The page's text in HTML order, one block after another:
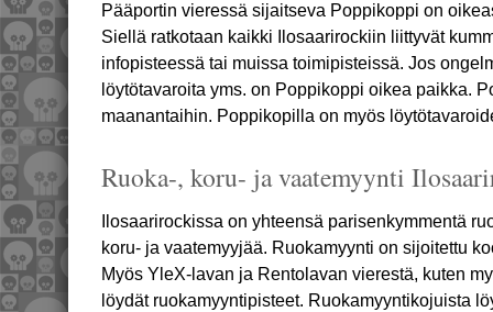
Pääportin vieressä sijaitseva Poppikoppi on
Siellä ratkotaan kaikki Ilosaarirockiin liittyvät
infopisteessä tai muissa toimipisteissä. Jos
löytötavaroita yms. on Poppikoppi oikea paikka.
maanantaihin. Poppikopilla on myös
Ruoka-, koru- ja vaatemyynti
Ilosaarirockissa on yhteensä parisenkymmentä
koru- ja vaatemyyjää. Ruokamyynti on sijoitettu
Myös YleX-lavan ja Rentolavan vierestä, kuten
löydät ruokamyyntipisteet. Ruokamyyntikojuista